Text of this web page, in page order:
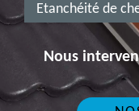
Etanchéité de
Nous